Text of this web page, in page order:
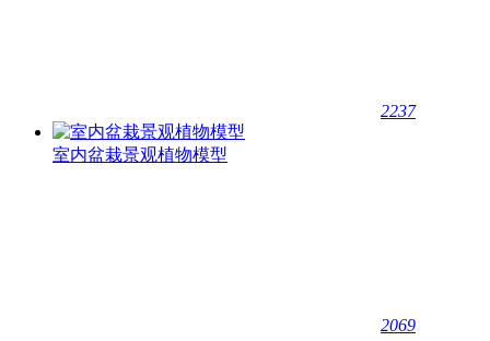
2237
室内盆栽景观植物模型
2069